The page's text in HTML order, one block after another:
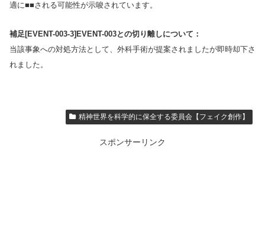
適に■■される可能性が示唆されています。
補足[EVENT-003-3]EVENT-003との切り離しについて：
当該事象への対処方法として、外科手術が提案されましたが即時却下さ
れました。
精神世界を科学的に保全する委員会【フェイク創作】
スポンサーリンク